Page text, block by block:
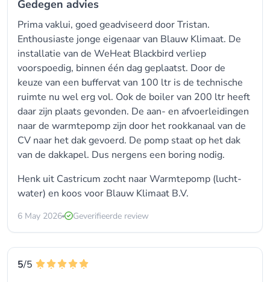
Gedegen advies
Prima vaklui, goed geadviseerd door Tristan.
Enthousiaste jonge eigenaar van Blauw Klimaat. De
installatie van de WeHeat Blackbird verliep
voorspoedig, binnen één dag geplaatst. Door de
keuze van een buffervat van 100 ltr is de technische
ruimte nu wel erg vol. Ook de boiler van 200 ltr heeft
daar zijn plaats gevonden. De aan- en afvoerleidingen
naar de warmtepomp zijn door het rookkanaal van de
CV naar het dak gevoerd. De pomp staat op het dak
van de dakkapel. Dus nergens een boring nodig.
Henk uit Castricum zocht naar Warmtepomp (lucht-
water) en koos voor Blauw Klimaat B.V.
6 May 2026 Geverifieerde review
5/5